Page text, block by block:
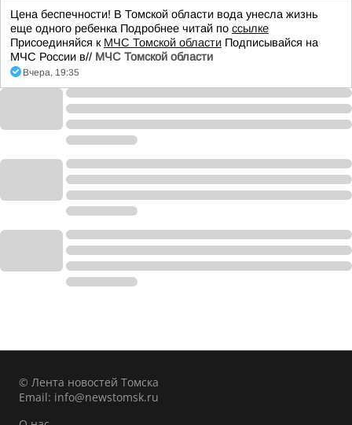
Цена беспечности! В Томской области вода унесла жизнь
еще одного ребенка Подробнее читай по ссылке
Присоединяйся к МЧС Томской области Подписывайся на
МЧС России в// МЧС Томской области
Вчера, 19:35
© Лента новостей Томска
Email: info@newstomsk.ru